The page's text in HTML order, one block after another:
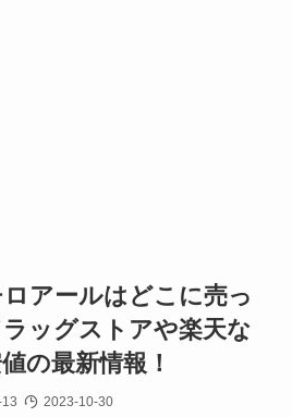
ロアールはどこに売っ
ッグストアや楽天な
の最新情報！
2023-10-30